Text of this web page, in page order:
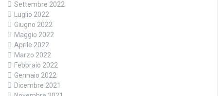
Settembre 2022
Luglio 2022
Giugno 2022
Maggio 2022
Aprile 2022
Marzo 2022
Febbraio 2022
Gennaio 2022
Dicembre 2021